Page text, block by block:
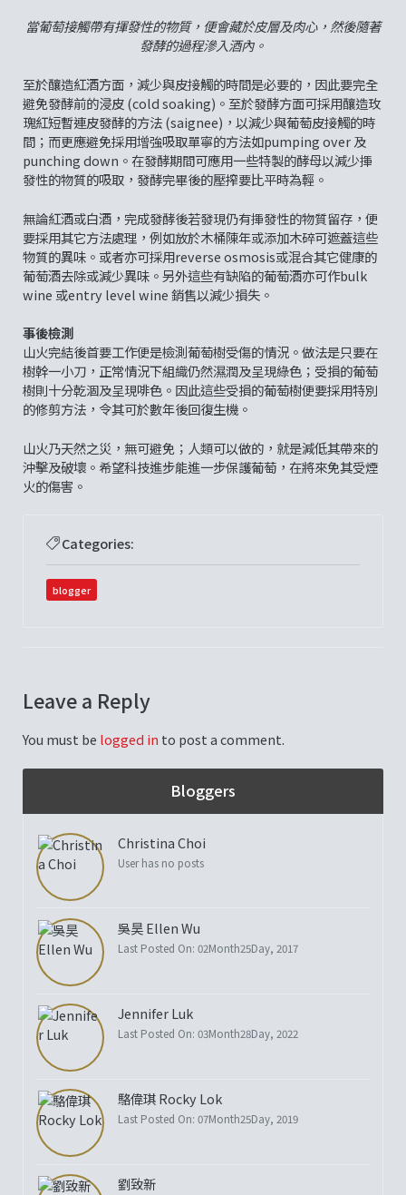
當葡萄接觸帶有揮發性的物質，便會藏於皮層及肉心，然後隨著
發酵的過程滲入酒內。
至於釀造紅酒方面，減少與皮接觸的時間是必要的，因此要完全
避免發酵前的浸皮 (cold soaking)。至於發酵方面可採用釀造玫
瑰紅短暫連皮發酵的方法 (saignee)，以減少與葡萄皮接觸的時
間；而更應避免採用增強吸取單寧的方法如pumping over 及
punching down。在發酵期間可應用一些特製的酵母以減少揮
發性的物質的吸取，發酵完畢後的壓搾要比平時為輕。
無論紅酒或白酒，完成發酵後若發現仍有揮發性的物質留存，便
要採用其它方法處理，例如放於木桶陳年或添加木碎可遮蓋這些
物質的異味。或者亦可採用reverse osmosis或混合其它健康的
葡萄酒去除或減少異味。另外這些有缺陷的葡萄酒亦可作bulk
wine 或entry level wine 銷售以減少損失。
事後檢測
山火完結後首要工作便是檢測葡萄樹受傷的情況。做法是只要在
樹幹一小刀，正常情況下組織仍然濕潤及呈現綠色；受損的葡萄
樹則十分乾涸及呈現啡色。因此這些受損的葡萄樹便要採用特別
的修剪方法，令其可於數年後回復生機。
山火乃天然之災，無可避免；人類可以做的，就是減低其帶來的
沖擊及破壞。希望科技進步能進一步保護葡萄，在將來免其受煙
火的傷害。
Categories:
blogger
Leave a Reply
You must be logged in to post a comment.
Bloggers
Christina Choi
User has no posts
吳昊 Ellen Wu
Last Posted On: 02Month25Day, 2017
Jennifer Luk
Last Posted On: 03Month28Day, 2022
駱偉琪 Rocky Lok
Last Posted On: 07Month25Day, 2019
劉致新